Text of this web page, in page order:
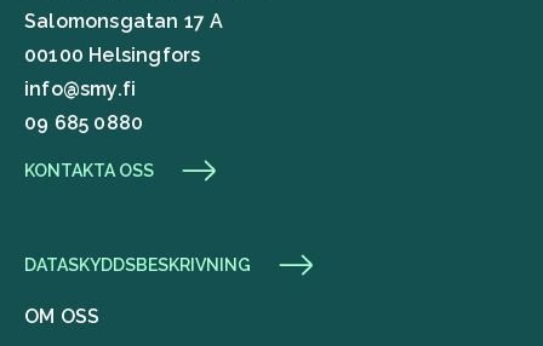
Salomonsgatan 17 A
00100 Helsingfors
info@smy.fi
09 685 0880
KONTAKTA OSS
DATASKYDDSBESKRIVNING
OM OSS